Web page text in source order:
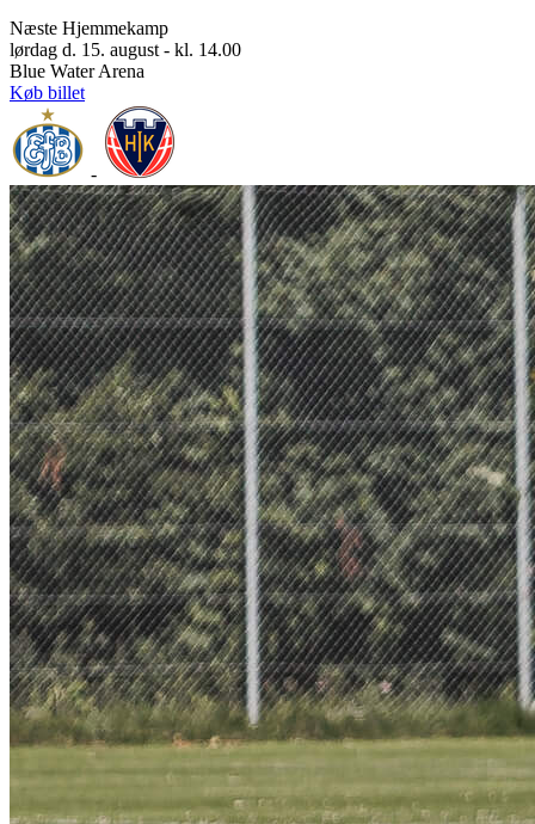
Næste Hjemmekamp
lørdag d. 15. august - kl. 14.00
Blue Water Arena
Køb billet
-